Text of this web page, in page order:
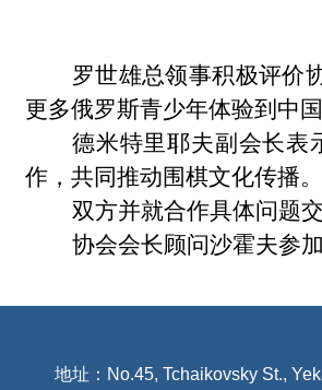
罗世雄总领事积极评价
更多俄罗斯青少年体验到中
德米特里耶夫副会长表
作，共同推动围棋文化传播。
双方并就合作具体问题交
协会会长顾问沙霍夫参加
地址：No.45, Tchaikovsky St.,